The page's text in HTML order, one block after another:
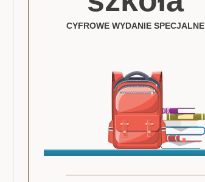
CYFROWE WYDANIE SPECJALNE